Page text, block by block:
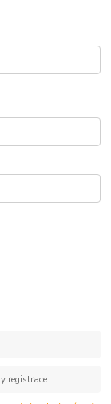
registrace.